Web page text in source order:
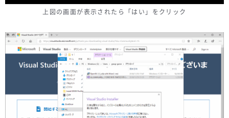
上図の画面が表示されたら「はい」をクリック